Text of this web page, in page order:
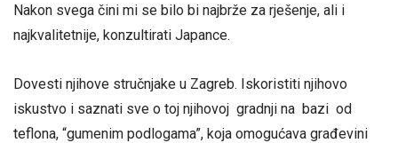
Nakon svega čini mi se bilo bi najbrže za rješenje, ali i
najkvalitetnije, konzultirati Japance.
Dovesti njihove stručnjake u Zagreb. Iskoristiti njihovo
iskustvo i saznati sve o toj njihovoj gradnji na bazi od
teflona, “gumenim podlogama”, koja omogućava građevini